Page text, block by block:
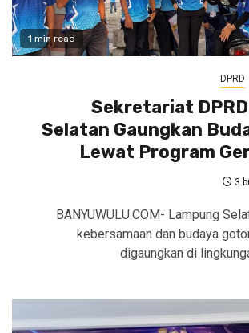
1 min read
DPRD
Sekretariat
Selatan Gaungkan
Lewat Program
3
BANYUWULU.COM- Lampung
kebersamaan dan budaya
digaungkan di